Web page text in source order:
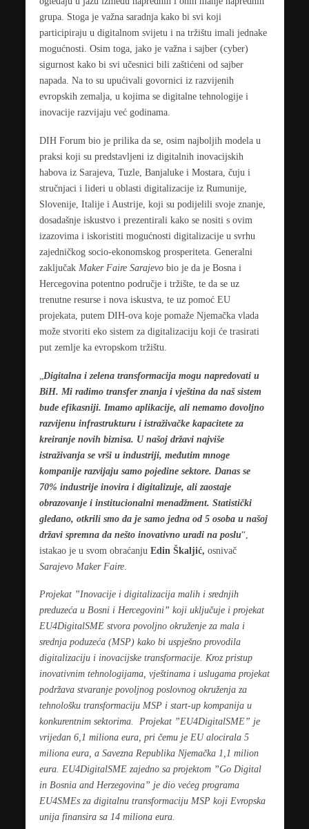
grupa. Stoga je važna saradnja kako bi svi koji
participiraju u digitalnom svijetu i na tržištu imali jednake
mogućnosti. Osim toga, jako je važna i sajber (cyber)
sigurnost kako bi svi učesnici bili zaštićeni od sajber
napada. Na to su upućivali govornici iz razvijenih
evropskih zemalja, u kojima se digitalne tehnologije i
inovacije razvijaju već godinama.
DIH Forum bio je prilika da se, osim najboljih modela u
praksi koji su predstavljeni iz digitalnih inovacijskih
habova iz Sarajeva, Tuzle, Banjaluke i Mostara, čuju i
stručnjaci i lideri u oblasti digitalizacije iz Rumunije,
Slovenije, Italije i Austrije, koji su podijelili svoje znanje,
dosadašnje iskustvo i prezentirali kako se nositi s ovim
izazovima i iskoristiti mogućnosti digitalizacije u svrhu
zajedničkog socio-ekonomskog prosperiteta. Generalni
zaključak Maker Faire Sarajevobio je da je Bosna i
Hercegovina potentno područje i tržište, te da se uz
trenutne resurse i nova iskustva, te uz pomoć EU
projekata, putem DIH-ova koje pomaže Njemačka vlada
može stvoriti eko sistem za digitalizaciju koji će trasirati
put zemlje ka evropskom tržištu.
Digitalna i zelena transformacija mogu napredovati u
BiH. Mi radimo transfer znanja i vještina da naš sistem
bude efikasniji. Imamo aplikacije, ali nemamo dovoljno
razvijenu infrastrukturu i istraživačke kapacitete za
kreiranje novih biznisa. U našoj državi najviše
istraživanja se vrši u industriji, međutim mnoge
kompanije razvijaju samo pojedine sektore. Danas se
70% industrije inovira i digitalizuje, ali zaostaje
obrazovanje i institucionalni menadžment. Statistički
gledano, otkrili smo da je samo jedna od 5 osoba u našoj
državi spremna da nešto inovativno uradi na poslu“,
istakao je u svom obraćanju Edin Škaljić, osnivač
Sarajevo Maker Faire.
Projekat ”Inovacije i digitalizacija malih i srednjih
preduzeća u Bosni i Hercegovini” koji uključuje i projekat
EU4DigitalSME stvora povoljno okruženje za mala i
srednja poduzeća (MSP) kako bi uspješno provodila
digitalizaciju i inovacijske transformacije. Kroz pristup
inovativnim tehnologijama, vještinama i uslugama projekat
podržava stvaranje povoljnog poslovnog okruženja za
tehnološku transformaciju MSP i start-up kompanija u
konkurentnim sektorima. Projekat ”EU4DigitalSME” je
vrijedan 6,1 miliona eura, pri čemu je EU alocirala 5
miliona eura, a Savezna Republika Njemačka 1,1 milion
eura. EU4DigitalSME zajedno sa projektom ”Go Digital
in Bosnia and Herzegovina” je dio većeg programa
EU4SMEs za digitalnu transformaciju MSP koji Evropska
unija finansira sa 14 miliona eura.